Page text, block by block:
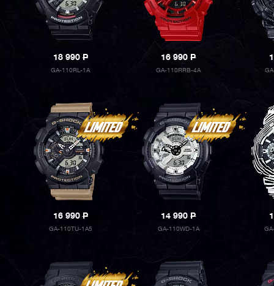
18 990P
GA-110RL-1A
16 990P
GA-110RRB-4A
16 990P
GA-110TU-1A5
14 990P
GA-110WD-1A